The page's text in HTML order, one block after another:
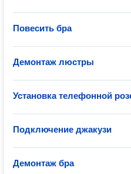
Повесить бра
Демонтаж люстры
Установка телефонной
Подключение джакузи
Демонтаж бра